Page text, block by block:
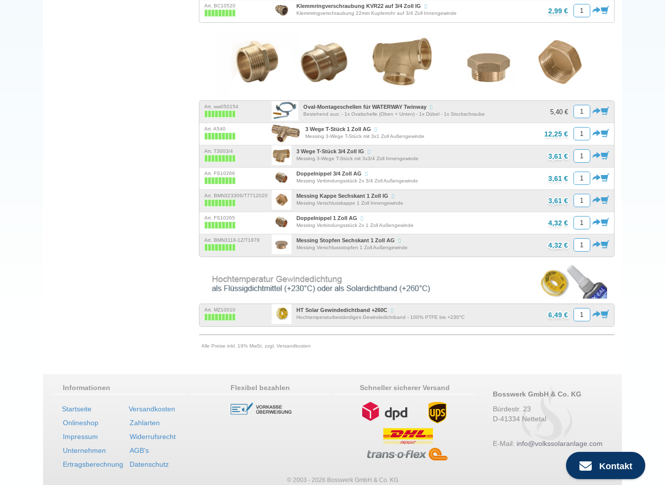
Art. BC10520 Klemmringverschraubung KVR22 auf 3/4 Zoll IG
Klemmringverschraubung 22mm Kupferrohr auf 3/4 Zoll Innengewinde 2,99 €
Art. ww050154 Oval-Montageschellen für WATERWAY Twinway
Bestehend aus: - 1x Ovalschelle (Oben + Unten) - 1x Dübel - 1x Stockschraube 5,40 €
Art. A540 3 Wege T-Stück 1 Zoll AG
Messing 3-Wege T-Stück mit 3x1 Zoll Außengewinde 12,25 €
Art. T3003/4 3 Wege T-Stück 3/4 Zoll IG
Messing 3-Wege T-Stück mit 3x3/4 Zoll Innengewinde 3,61 €
Art. FS10266 Doppelnippel 3/4 Zoll AG
Messing Verbindungsstück 2x 3/4 Zoll Außengewinde 3,61 €
Art. BMN323306/T7712020 Messing Kappe Sechskant 1 Zoll IG
Messing Verschlusskappe 1 Zoll Innengewinde 3,61 €
Art. FS10265 Doppelnippel 1 Zoll AG
Messing Verbindungsstück 2x 1 Zoll Außengewinde 4,32 €
Art. BMN3118-1Z/T1878 Messing Stopfen Sechskant 1 Zoll AG
Messing Verschlussstopfen 1 Zoll Außengewinde 4,32 €
Art. MZ10010 HT Solar Gewindedichtband +260C
Hochtemperaturbeständiges Gewindedichtband - 100% PTFE bis +230°C 6,49 €
Alle Preise inkl. 19% MwSt. zzgl. Versandkosten
Informationen
Startseite
Onlineshop
Impressum
Unternehmen
Ertragsberechnung
Versandkosten
Zahlarten
Widerrufsrecht
AGB's
Datenschutz
Flexibel bezahlen
Schneller sicherer Versand
Bosswerk GmbH & Co. KG
Bürdestr. 23
D-41334 Nettetal
E-Mail: info@volkssolaranlage.com
© 2003 - 2026 Bosswerk GmbH & Co. KG
Kontakt